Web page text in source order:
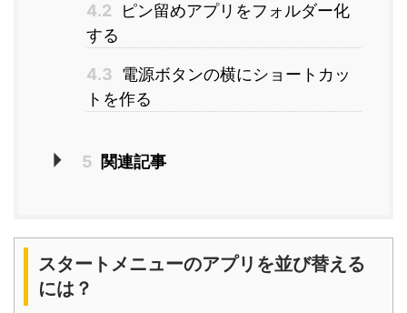
4.2
ピン留めアプリをフォルダー化
する
4.3 電源ボタンの横にショートカッ
トを作る
5 関連記事
スタートメニューのアプリを並び替える
には？